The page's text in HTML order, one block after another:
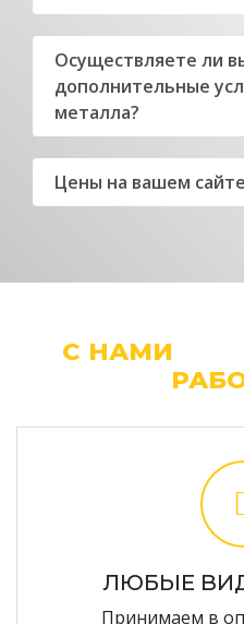
Осуществляете ли
дополнительные
металла?
Цены на вашем
С НАМИ
ЛЮБЫЕ
Принимаем в